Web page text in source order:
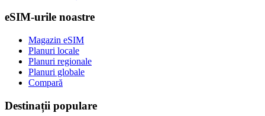
eSIM-urile noastre
Magazin eSIM
Planuri locale
Planuri regionale
Planuri globale
Compară
Destinații populare